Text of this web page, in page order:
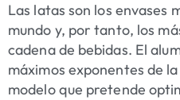
Las latas son los envases
mundo y, por tanto, los
cadena de bebidas. El
máximos exponentes de
modelo que pretende